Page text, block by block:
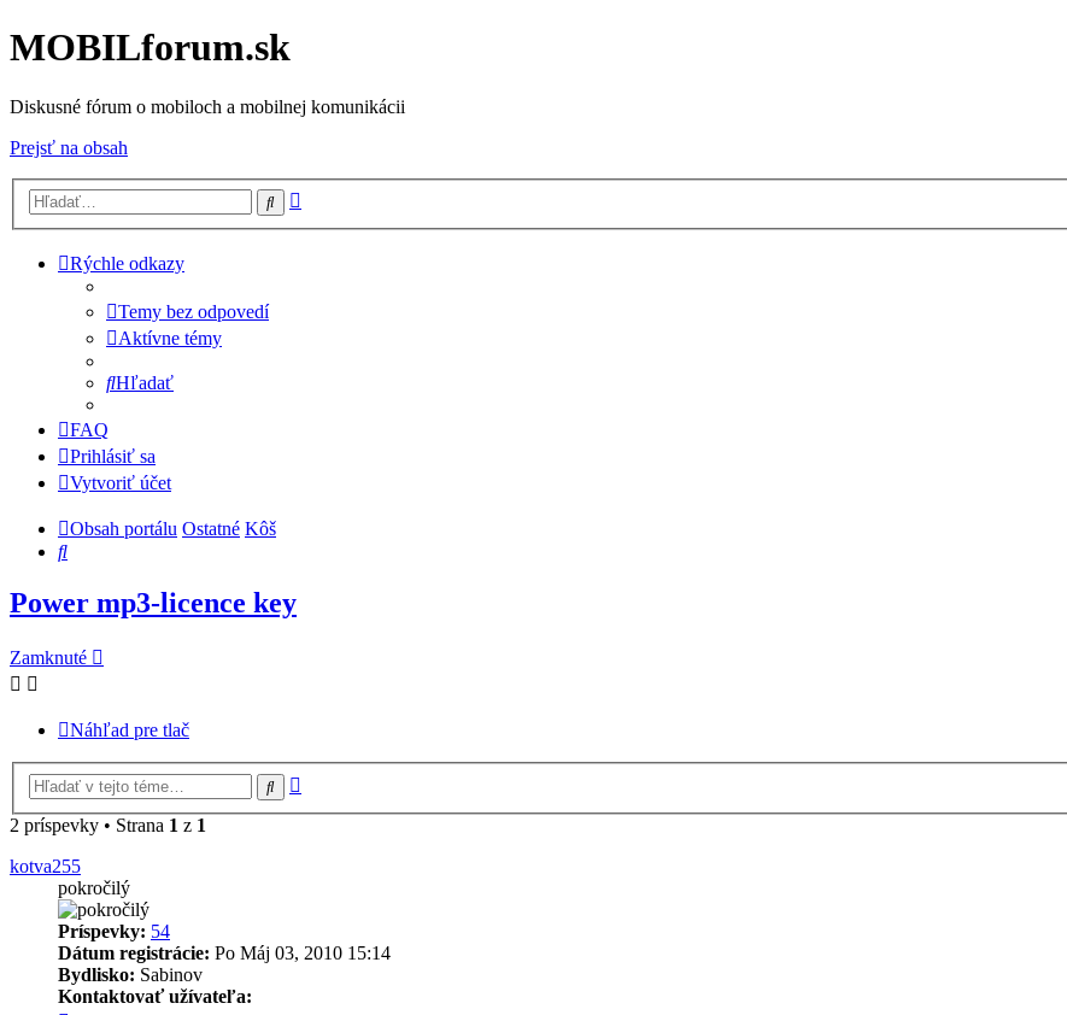
MOBILforum.sk
Diskusné fórum o mobiloch a mobilnej komunikácii
Prejsť na obsah
Hľadať
Rýchle odkazy
Temy bez odpovedí
Aktívne témy
Hľadať
FAQ
Prihlásiť sa
Vytvoriť účet
Obsah portálu Ostatné Kôš
Hľadať
Power mp3-licence key
Zamknuté
Náhľad pre tlač
Hľadať
2 príspevky • Strana 1 z 1
kotva255
pokročilý
Príspevky: 54
Dátum registrácie: Po Máj 03, 2010 15:14
Bydlisko: Sabinov
Kontaktovať užívateľa: